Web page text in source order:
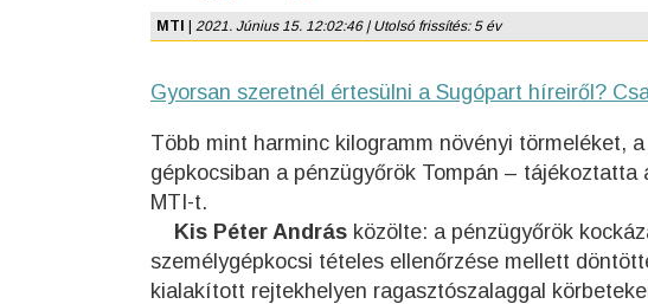
MTI 2021. Június 15. 12:02:46 | Utolsó frissítés: 5 év
Gyorsan szeretnél értesülni a Sugópart híreiről?
Több mint harminc kilogramm növényi törmeléket,
gépkocsiban a pénzügyőrök Tompán –
MTI-t.
Kis Péter András közölte: a pénzügyőrök
személygépkocsi tételes ellenőrzése mellett
kialakított rejtekhelyen ragasztószalaggal